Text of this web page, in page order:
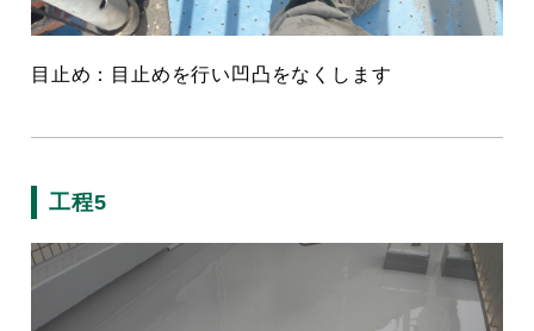
目止め：目止めを行い凹凸をなくします
工程5